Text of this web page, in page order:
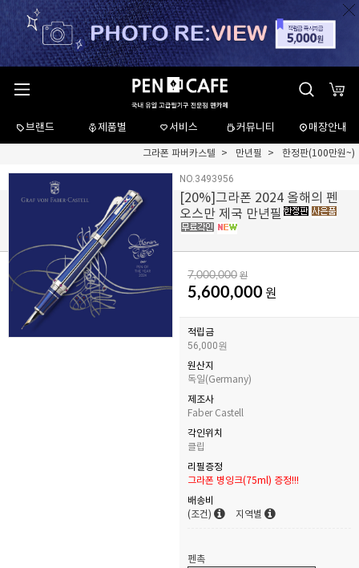
브랜드 제품별 서비스 커뮤니티 매장안내
그라폰 파버카스텔 만년필 한정판(100만원~)
NO.3493956
[20%]그라폰 2024 올해의 펜
오스만 제국 만년필
7,000,000 원
5,600,000 원
적립금
56,000원
원산지
독일(Germany)
제조사
Faber Castell
각인위치
클립
리필증정
그라폰 병잉크(75ml) 증정!!!
배송비
(조건)
지역별
펜촉